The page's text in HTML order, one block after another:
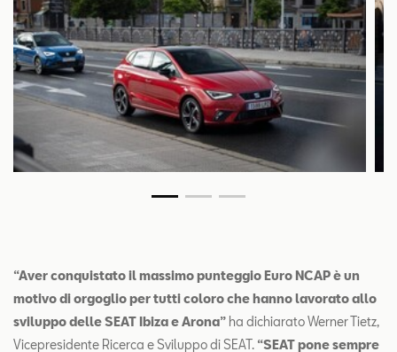
“Aver conquistato il massimo punteggio Euro NCAP è un
motivo di orgoglio per tutti coloro che hanno lavorato allo
sviluppo delle SEAT Ibiza e Arona” ha dichiarato Werner Tietz,
Vicepresidente Ricerca e Sviluppo di SEAT. “SEAT pone sempre